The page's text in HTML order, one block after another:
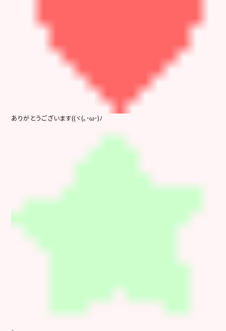
ありがとうございます((ヾ(｡･ω･)ﾉ